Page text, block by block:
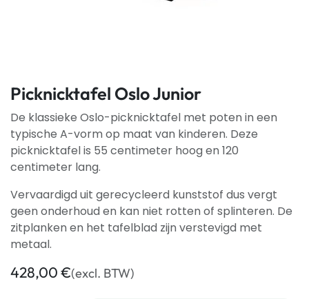
Picknicktafel Oslo Junior
De klassieke Oslo-picknicktafel met poten in een
typische A-vorm op maat van kinderen. Deze
picknicktafel is 55 centimeter hoog en 120
centimeter lang.
Vervaardigd uit gerecycleerd kunststof dus vergt
geen onderhoud en kan niet rotten of splinteren. De
zitplanken en het tafelblad zijn verstevigd met
metaal.
428,00€(excl. BTW)